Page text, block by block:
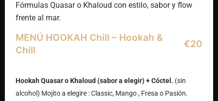
Fórmulas Quasar o Khaloud con estilo, sabor y flow
frente al mar.
MENÚ HOOKAH Chill – Hookah &
Chill
€20
Hookah Quasar o Khaloud (sabor a elegir) + Cóctel. (sin
alcohol) Mojito a elegire : Classic, Mango , Fresa o Pasión.